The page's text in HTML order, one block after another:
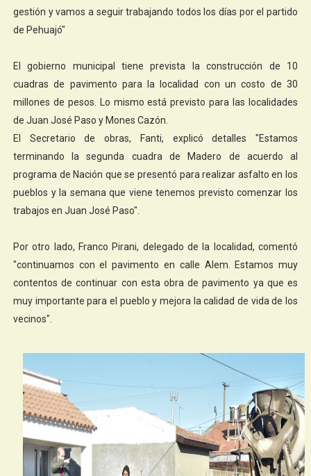
gestión y vamos a seguir trabajando todos los días por el partido
de Pehuajó"
El gobierno municipal tiene prevista la construcción de 10
cuadras de pavimento para la localidad con un costo de 30
millones de pesos. Lo mismo está previsto para las localidades
de Juan José Paso y Mones Cazón.
El Secretario de obras, Fanti, explicó detalles "Estamos
terminando la segunda cuadra de Madero de acuerdo al
programa de Nación que se presentó para realizar asfalto en los
pueblos y la semana que viene tenemos previsto comenzar los
trabajos en Juan José Paso".
Por otro lado, Franco Pirani, delegado de la localidad, comentó
"continuamos con el pavimento en calle Alem. Estamos muy
contentos de continuar con esta obra de pavimento ya que es
muy importante para el pueblo y mejora la calidad de vida de los
vecinos".